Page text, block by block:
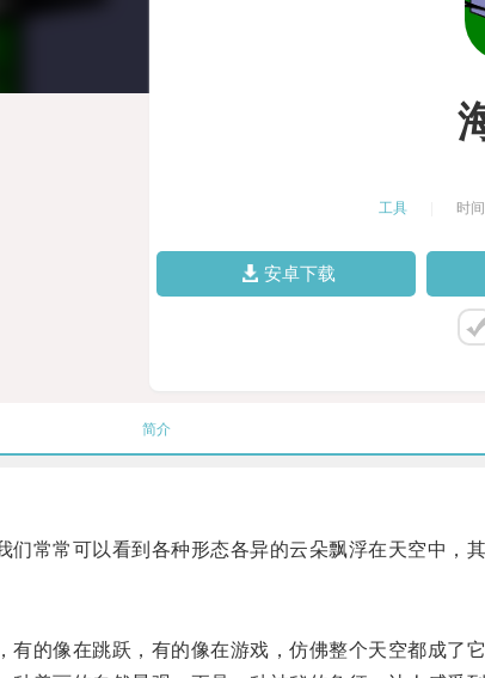
工具 时
安卓下载
简介
常常可以看到各种形态各异的云朵飘浮在天空中，其
的像在跳跃，有的像在游戏，仿佛整个天空都成了它